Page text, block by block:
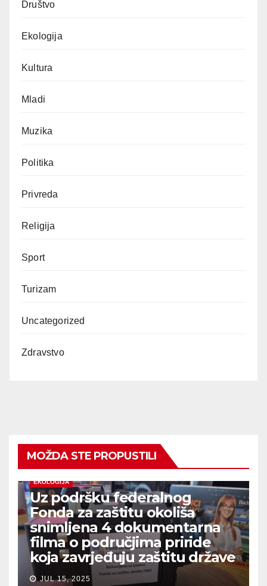
Društvo
Ekologija
Kultura
Mladi
Muzika
Politika
Privreda
Religija
Sport
Turizam
Uncategorized
Zdravstvo
MOŽDA STE PROPUSTILI
EKOLOGIJA
Uz podršku federalnog
Fonda za zaštitu okoliša
snimljena 4 dokumentarna
filma o područjima priride
koja zavrjeđuju zaštitu države
JUL 15, 2025